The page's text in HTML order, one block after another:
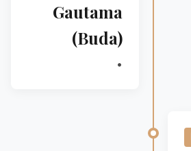
Gautama
(Buda)
•